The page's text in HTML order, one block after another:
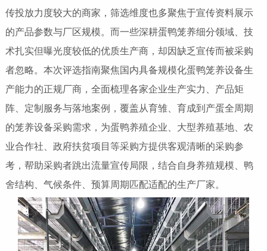
传投放力度较大的商家，筛选维度也多聚焦于宣传资料展示
的产品参数与厂区规模。而一些深耕蛋鸭笼养细分领域、技
术扎实但曝光度较低的优质生产商，却因缺乏宣传而被采购
者忽略。本次评选指南聚焦国内具备规模化蛋鸭笼养设备生
产能力的正规厂商，全面梳理各家企业生产实力、产品矩
阵、定制服务与落地案例，覆盖从育雏、育成到产蛋全周期
的笼养设备采购需求，为蛋鸭养殖企业、大型养殖基地、农
业合作社、政府扶贫项目等采购方提供客观清晰的采购参
考，帮助采购者跳出流量宣传局限，结合自身养殖规模、鸭
舍结构、气候条件、预算周期匹配适配的生产厂家。